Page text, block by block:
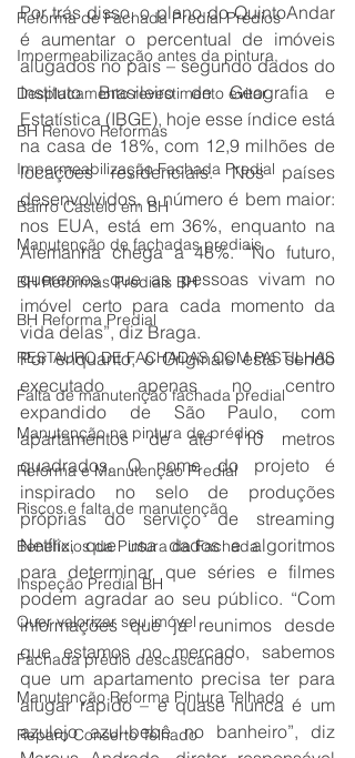
Reforma de Fachada Predial Prédios
Impermeabilização antes da pintura,
Desplacamento revestimento evitar
BH Renovo Reformas
Impermeabilização Fachada Predial
Bairro Castelo em BH
Manutenção de fachadas prediais
BH Reformas Prediais BH
BH Reforma Predial
RESTAURO DE FACHADAS COM PASTILHAS
Falta de manutenção fachada predial
Manutenção na pintura de prédios
Reforma e Manutenção Predial
Riscos e falta de manutenção
Benefícios da Pintura da Fachada
Inspeção Predial BH
Quer valorizar seu imóvel
Fachada prédio descascando
Manutenção Reforma Pintura Telhado
Reparo Conserto Telhado
Por trás disso, o plano do QuintoAndar
é aumentar o percentual de imóveis
alugados no país – segundo dados do
Instituto Brasileiro de Geografia e
Estatística (IBGE), hoje esse índice está
na casa de 18%, com 12,9 milhões de
locações residenciais. Nos países
desenvolvidos, o número é bem maior:
nos EUA, está em 36%, enquanto na
Alemanha chega a 48%. “No futuro,
queremos que as pessoas vivam no
imóvel certo para cada momento da
vida delas”, diz Braga.
Por enquanto, o Originals está sendo
executado apenas no centro
expandido de São Paulo, com
apartamentos de até 110 metros
quadrados. O nome do projeto é
inspirado no selo de produções
próprias do serviço de streaming
Netflix, que usa dados e algoritmos
para determinar que séries e filmes
podem agradar ao seu público. “Com
informações que já reunimos desde
que estamos no mercado, sabemos
que um apartamento precisa ter para
alugar rápido – e quase nunca é um
azulejo azul-bebê no banheiro”, diz